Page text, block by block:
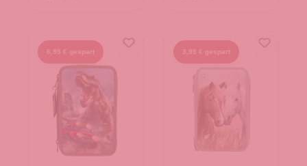
6,95 € gespart 3,95 € gespart